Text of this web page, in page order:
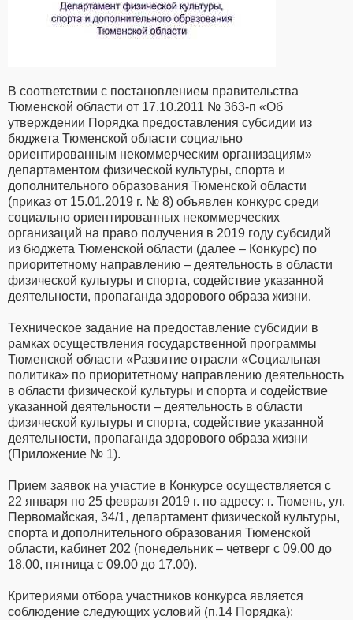
В соответствии с постановлением правительства
Тюменской области от 17.10.2011 № 363-п «Об
утверждении Порядка предоставления субсидии из
бюджета Тюменской области социально
ориентированным некоммерческим организациям»
департаментом физической культуры, спорта и
дополнительного образования Тюменской области
(приказ от 15.01.2019 г. № 8) объявлен конкурс среди
социально ориентированных некоммерческих
организаций на право получения в 2019 году субсидий
из бюджета Тюменской области (далее – Конкурс) по
приоритетному направлению – деятельность в области
физической культуры и спорта, содействие указанной
деятельности, пропаганда здорового образа жизни.
Техническое задание на предоставление субсидии в
рамках осуществления государственной программы
Тюменской области «Развитие отрасли «Социальная
политика» по приоритетному направлению деятельность
в области физической культуры и спорта и содействие
указанной деятельности – деятельность в области
физической культуры и спорта, содействие указанной
деятельности, пропаганда здорового образа жизни
(Приложение № 1).
Прием заявок на участие в Конкурсе осуществляется с
22 января по 25 февраля 2019 г. по адресу: г. Тюмень, ул.
Первомайская, 34/1, департамент физической культуры,
спорта и дополнительного образования Тюменской
области, кабинет 202 (понедельник – четверг с 09.00 до
18.00, пятница с 09.00 до 17.00).
Критериями отбора участников конкурса является
соблюдение следующих условий (п.14 Порядка):